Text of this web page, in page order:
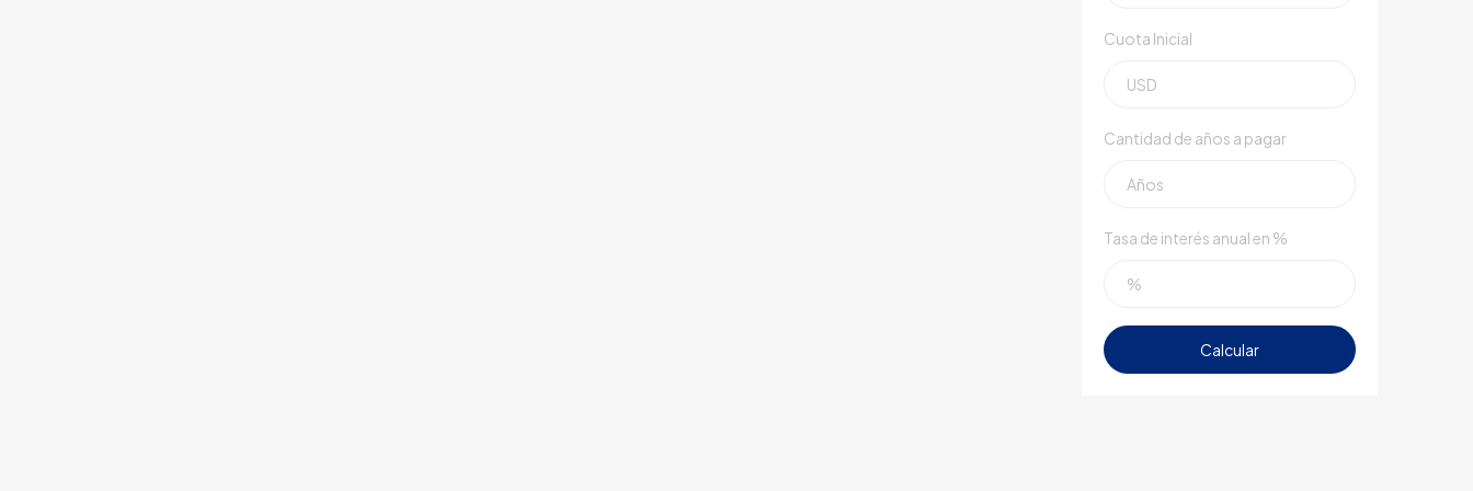
Cuota Inicial
Cantidad de años a pagar
Tasa de interés anual en %
Calcular